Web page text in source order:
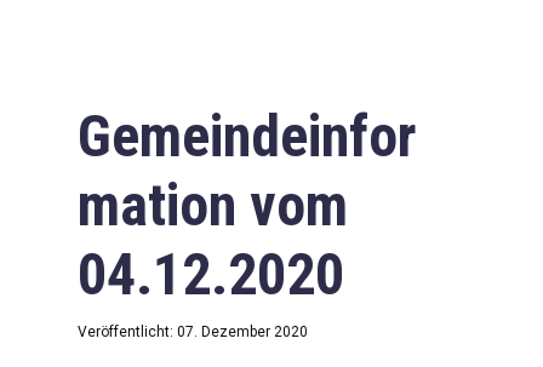
Gemeindeinfor
mation vom
04.12.2020
Veröffentlicht: 07. Dezember 2020